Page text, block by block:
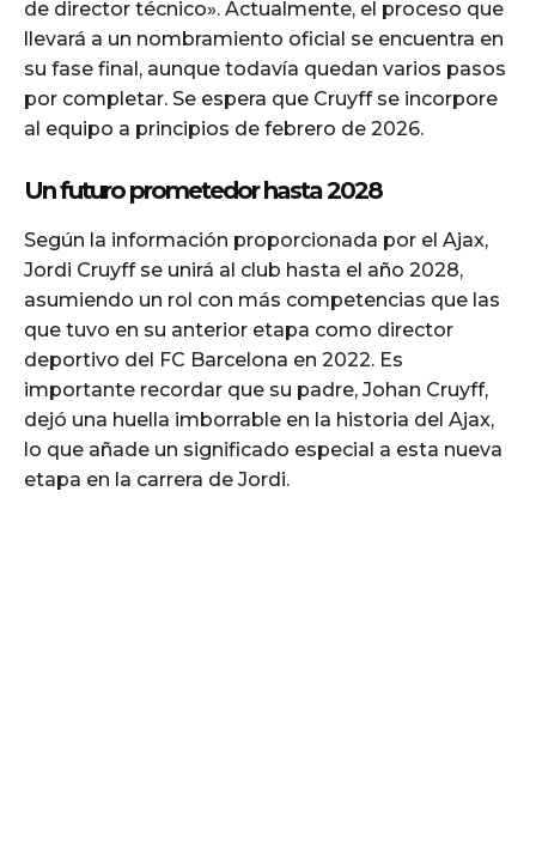
de director técnico». Actualmente, el proceso que
llevará a un nombramiento oficial se encuentra en
su fase final, aunque todavía quedan varios pasos
por completar. Se espera que Cruyff se incorpore
al equipo a principios de febrero de 2026.
Un futuro prometedor hasta 2028
Según la información proporcionada por el Ajax,
Jordi Cruyff se unirá al club hasta el año 2028,
asumiendo un rol con más competencias que las
que tuvo en su anterior etapa como director
deportivo del FC Barcelona en 2022. Es
importante recordar que su padre, Johan Cruyff,
dejó una huella imborrable en la historia del Ajax,
lo que añade un significado especial a esta nueva
etapa en la carrera de Jordi.